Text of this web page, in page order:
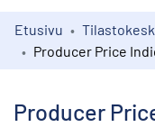
Kokoelmat
Etusivu
Producer